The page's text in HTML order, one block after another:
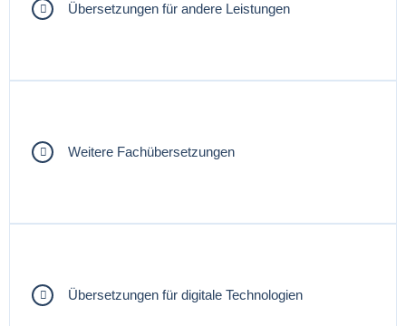
Übersetzungen für andere Leistungen
Weitere Fachübersetzungen
Übersetzungen für digitale Technologien